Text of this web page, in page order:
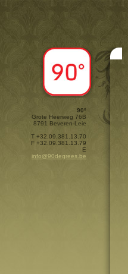
90º
Grote Heerweg 76B
8791 Beveren-Leie
T +32.09.381.13.70
F +32.09.381.13.79
E
info@90degrees.be